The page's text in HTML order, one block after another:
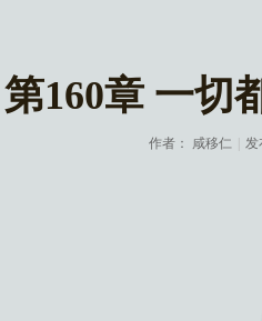
第160章 一切
作者： 咸移仁 发